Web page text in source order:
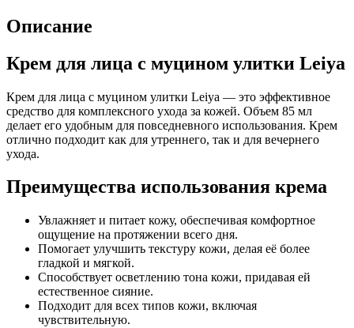
Описание
Крем для лица с муцином улитки Leiya
Крем для лица с муцином улитки Leiya — это эффективное
средство для комплексного ухода за кожей. Объем 85 мл
делает его удобным для повседневного использования. Крем
отлично подходит как для утреннего, так и для вечернего
ухода.
Преимущества использования крема
Увлажняет и питает кожу, обеспечивая комфортное
ощущение на протяжении всего дня.
Помогает улучшить текстуру кожи, делая её более
гладкой и мягкой.
Способствует осветлению тона кожи, придавая ей
естественное сияние.
Подходит для всех типов кожи, включая
чувствительную.